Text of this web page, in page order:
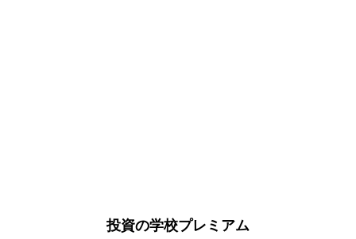
投資の学校プレミアム